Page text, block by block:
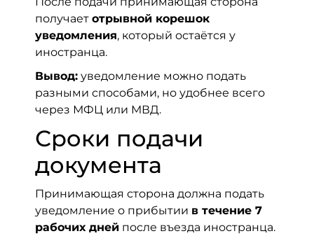
получает отрывной корешок
уведомления, который остаётся у
иностранца.
Вывод: уведомление можно подать
разными способами, но удобнее всего
через МФЦ или МВД.
Сроки подачи
документа
Принимающая сторона должна подать
уведомление о прибытии в течение 7
рабочих дней после въезда иностранца.